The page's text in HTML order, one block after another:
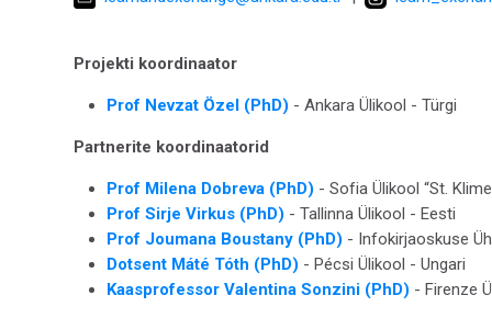
Projekti koordinaator
Prof Nevzat Özel (PhD) - Ankara Ülikool - Türgi
Partnerite koordinaatorid
Prof Milena Dobreva (PhD) - Sofia Ülikool “St.
Prof Sirje Virkus (PhD) - Tallinna Ülikool - Eesti
Prof Joumana Boustany (PhD) - Infokirjaoskuse
Dotsent Máté Tóth (PhD) - Pécsi Ülikool - Ungari
Kaasprofessor Valentina Sonzini (PhD) - Firenze